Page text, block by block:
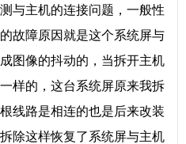
与主机的连接问题，一般性
故障原因就是这个系统屏与
图像的抖动的，当拆开主机
样的，这台系统屏原来我拆
线路是相连的也是后来改装
除这样恢复了系统屏与主机